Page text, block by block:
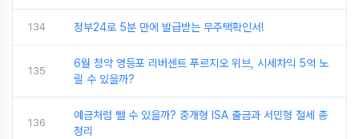
134 정부24로 5분 만에 발급받는 무주택확인서!
135
6월 청약 영등포 리버센트 푸르지오 위브, 시세차익 5억 노
릴 수 있을까?
136
예금처럼 뺄 수 있을까? 중개형 ISA 출금과 서민형 절세 총
정리